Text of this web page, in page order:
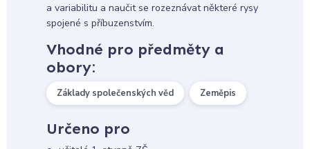
a variabilitu a naučit se rozeznávat některé rysy
spojené s příbuzenstvím.
Vhodné pro předměty a
obory:
Základy společenských věd Zeměpis
Určeno pro